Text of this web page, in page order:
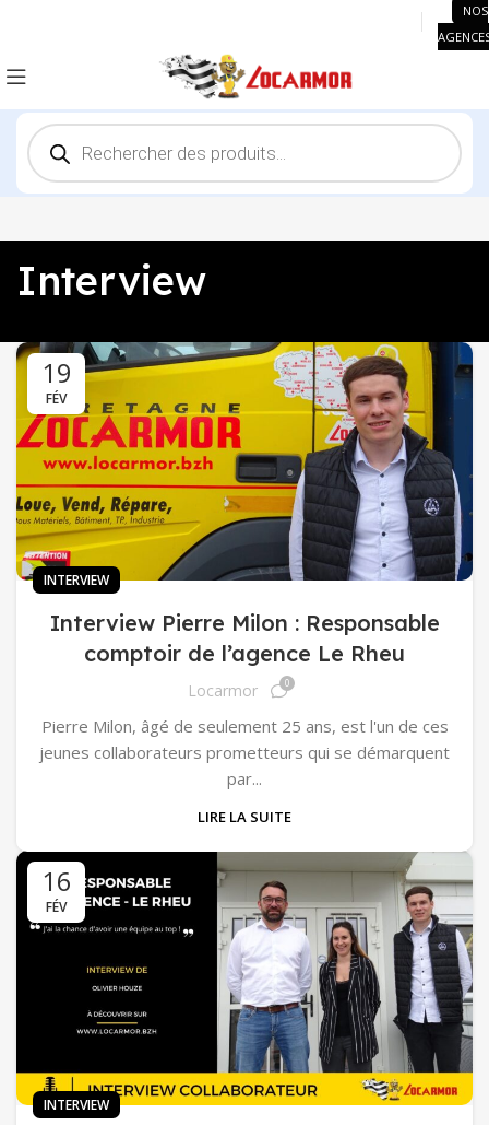
NOS
Recherche
de
produits
Interview
19
FÉV
INTERVIEW
Interview Pierre Milon : Responsable
comptoir de l’agence Le Rheu
Locarmor 0
Pierre Milon, âgé de seulement 25 ans, est l'un de ces
jeunes collaborateurs prometteurs qui se démarquent
par...
LIRE LA SUITE
16
FÉV
INTERVIEW